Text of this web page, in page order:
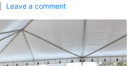
Leave a comment